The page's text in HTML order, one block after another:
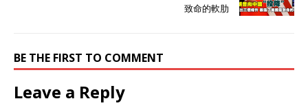
致命的軟肋
BE THE FIRST TO COMMENT
Leave a Reply